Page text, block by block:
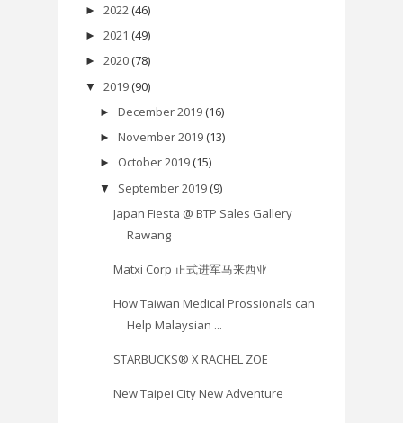
► 2022 (46)
► 2021 (49)
► 2020 (78)
▼ 2019 (90)
► December 2019 (16)
► November 2019 (13)
► October 2019 (15)
▼ September 2019 (9)
Japan Fiesta @ BTP Sales Gallery
Rawang
Matxi Corp 正式进军马来西亚
How Taiwan Medical Prossionals can
Help Malaysian ...
STARBUCKS® X RACHEL ZOE
New Taipei City New Adventure